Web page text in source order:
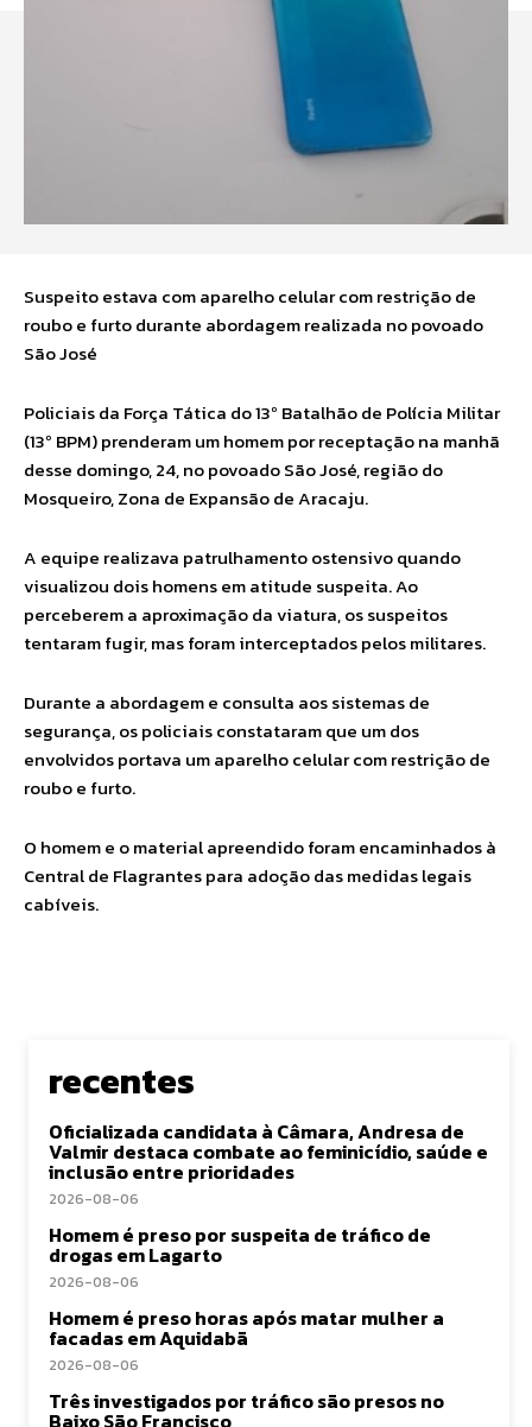
Suspeito estava com aparelho celular com restrição de
roubo e furto durante abordagem realizada no povoado
São José
Policiais da Força Tática do 13º Batalhão de Polícia Militar
(13º BPM) prenderam um homem por receptação na manhã
desse domingo, 24, no povoado São José, região do
Mosqueiro, Zona de Expansão de Aracaju.
A equipe realizava patrulhamento ostensivo quando
visualizou dois homens em atitude suspeita. Ao
perceberem a aproximação da viatura, os suspeitos
tentaram fugir, mas foram interceptados pelos militares.
Durante a abordagem e consulta aos sistemas de
segurança, os policiais constataram que um dos
envolvidos portava um aparelho celular com restrição de
roubo e furto.
O homem e o material apreendido foram encaminhados à
Central de Flagrantes para adoção das medidas legais
cabíveis.
recentes
Oficializada candidata à Câmara, Andresa de
Valmir destaca combate ao feminicídio, saúde e
inclusão entre prioridades
2026-08-06
Homem é preso por suspeita de tráfico de
drogas em Lagarto
2026-08-06
Homem é preso horas após matar mulher a
facadas em Aquidabã
2026-08-06
Três investigados por tráfico são presos no
Baixo São Francisco